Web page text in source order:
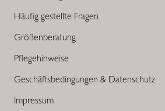
Häufig gestellte Fragen
Größenberatung
Pflegehinweise
Geschäftsbedingungen & Datenschutz
Impressum